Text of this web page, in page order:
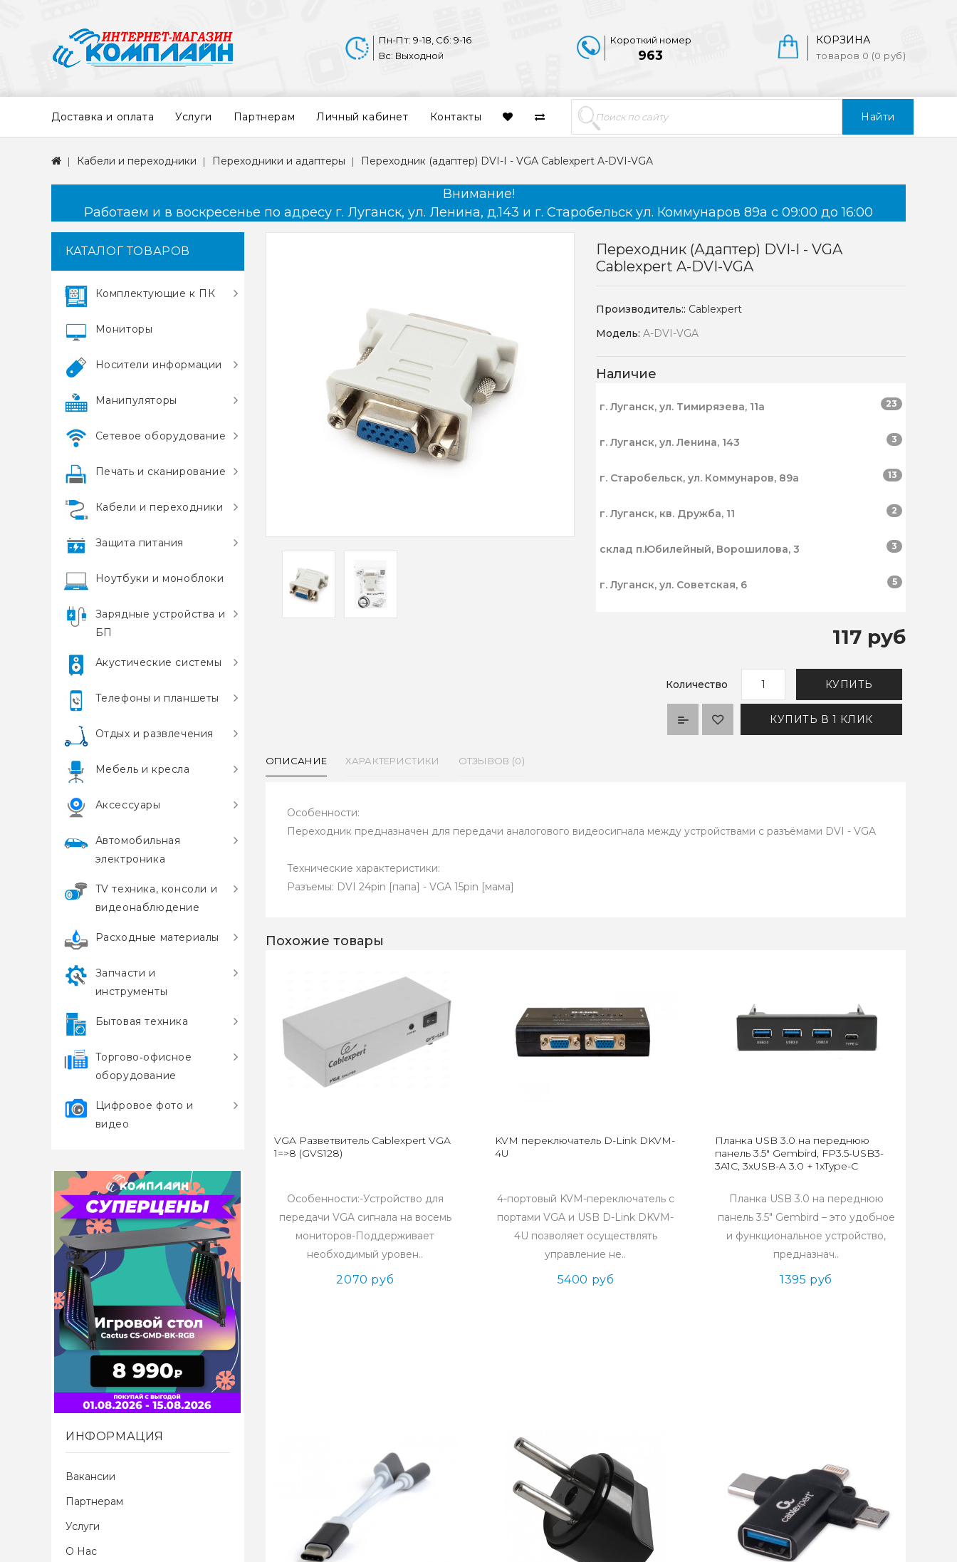
Найти
КОРЗИНА
товаров 0 (0 руб)
Короткий номер
963
Пн-Пт: 9-18, Сб: 9-16
Вс: Выходной
Доставка и оплата Услуги Партнерам Личный кабинет Контакты
Кабели и переходники Переходники и адаптеры Переходник (адаптер) DVI-I - VGA Cablexpert A-DVI-VGA
Внимание!
Работаем и в воскресенье по адресу г. Луганск, ул. Ленина, д.143 и г. Старобельск ул. Коммунаров 89а с 09:00 до 16:00
КАТАЛОГ ТОВАРОВ
Комплектующие к ПК
Мониторы
Носители информации
Манипуляторы
Сетевое оборудование
Печать и сканирование
Кабели и переходники
Защита питания
Ноутбуки и моноблоки
Зарядные устройства и
БП
Акустические системы
Телефоны и планшеты
Отдых и развлечения
Мебель и кресла
Аксессуары
Автомобильная
электроника
TV техника, консоли и
видеонаблюдение
Расходные материалы
Запчасти и
инструменты
Бытовая техника
Торгово‑офисное
оборудование
Цифровое фото и
видео
ИНФОРМАЦИЯ
Вакансии
Партнерам
Услуги
О Нас
Переходник (адаптер) DVI-I - VGA
Cablexpert A-DVI-VGA
Производитель:: Cablexpert
Модель:A-DVI-VGA
Наличие
г. Луганск, ул. Тимирязева, 11а 23
г. Луганск, ул. Ленина, 143 3
г. Старобельск, ул. Коммунаров, 89а 13
г. Луганск, кв. Дружба, 11 2
склад п.Юбилейный, Ворошилова, 3 3
г. Луганск, ул. Советская, 6 5
117 руб
Количество КУПИТЬ
КУПИТЬ В 1 КЛИК
ОПИСАНИЕ ХАРАКТЕРИСТИКИ ОТЗЫВОВ (0)
Особенности:
Переходник предназначен для передачи аналогового видеосигнала между устройствами с разъёмами DVI - VGA
Технические характеристики:
Разъемы: DVI 24pin [папа] - VGA 15pin [мама]
Похожие товары
VGA Разветвитель Cablexpert VGA
1=>8 (GVS128)
Особенности:-Устройство для
передачи VGA сигнала на восемь
мониторов-Поддерживает
необходимый уровен..
2070 руб
KVM переключатель D-Link DKVM-
4U
4-портовый KVM-переключатель с
портами VGA и USB D-Link DKVM-
4U позволяет осуществлять
управление не..
5400 руб
Планка USB 3.0 на переднюю
панель 3.5" Gembird, FP3.5-USB3-
3A1C, 3xUSB-A 3.0 + 1xType-C
Планка USB 3.0 на переднюю
панель 3.5" Gembird – это удобное
и функциональное устройство,
предназнач..
1395 руб